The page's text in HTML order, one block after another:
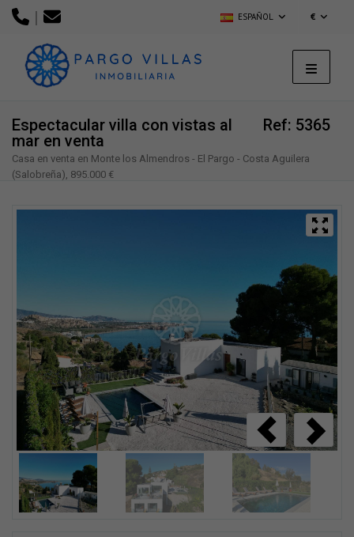
| ESPAÑOL €
Ref: 5365
Espectacular villa con vistas al
mar en venta
Casa en venta en Monte los Almendros - El Pargo - Costa Aguilera
(Salobreña), 895.000 €